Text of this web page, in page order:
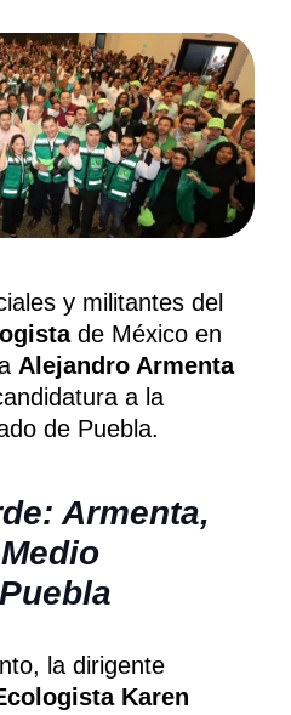
y militantes del
de México en
Alejandro Armenta
a la
de Puebla.
Armenta,
la dirigente
Karen